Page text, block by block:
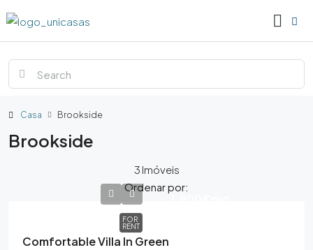
Casa Brookside
Brookside
3 Imóveis
Ordenar por:
FOR
RENT
Comfortable Villa In Green